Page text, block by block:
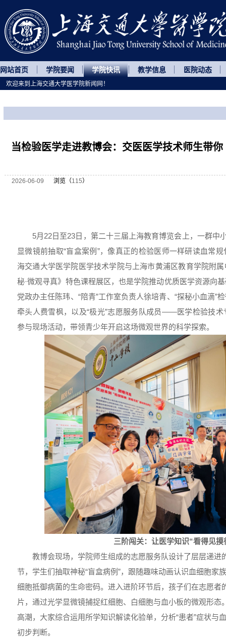
网站首页 学院要闻 学院快讯 教学信息 医院动态
当检验医学走进教博会：交医医学技术师生带你
2026-06-09 浏览（115）
5月22日至23日，第二十三届上海教育博览会上，一群中
显微镜前抽取“盲盒案例”，像真正的检验医师一样研读血常
海交通大学医学院医学技术学院与上海市黄浦区教育学院附
秘·微观寻真》特色课程展区，也是学院推动优质医学资源向
党政办主任陈玮、“陪青”工作室负责人徐培青、“探秘小血滴”
牵头人费雪枫，以及“极光”志愿服务队成员——医学检验技术
参与现场活动，带领青少年开启这场微观世界的科学探索。
三阶闯关：让医学知识“看得见摸
教博会现场，学院师生组成的志愿服务队设计了层层递进
节，学生们抽取神秘“盲盒病例”，跟随趣味动画认识血细胞家
细胞抵御病菌的生命密码。进入进阶环节后，孩子们在志愿者
片，通过光学显微镜捕捉红细胞、白细胞与血小板的微观形态
高潮，大家综合运用所学知识解读化验单，分析“患者”症状与
初步判断。
欢迎来到上海交通大学医学院新闻网！